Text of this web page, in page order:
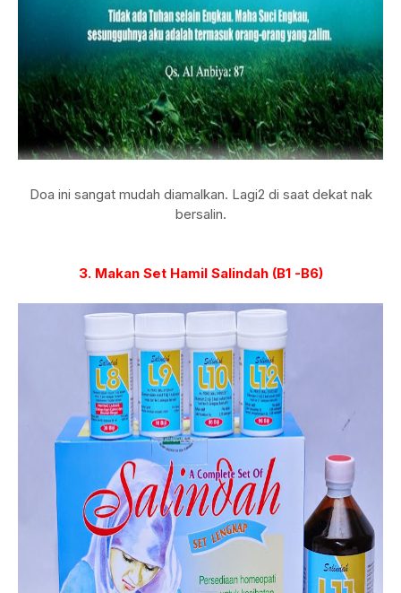
Doa ini sangat mudah diamalkan. Lagi2 di saat dekat nak
bersalin.
3. Makan Set Hamil Salindah (B1 -B6)